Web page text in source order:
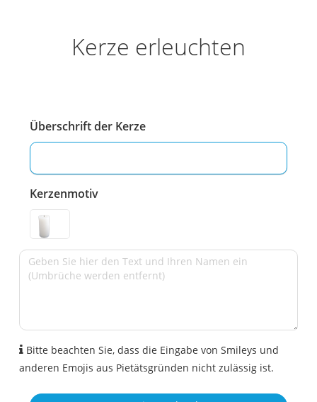
Kerze erleuchten
Überschrift der Kerze
Kerzenmotiv
Bitte beachten Sie, dass die Eingabe von Smileys und
anderen Emojis aus Pietätsgründen nicht zulässig ist.